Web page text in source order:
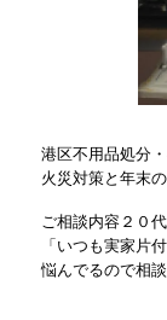
港区不用品処分
火災対策と年末
ご相談内容２０
「いつも実家片
悩んでるので相